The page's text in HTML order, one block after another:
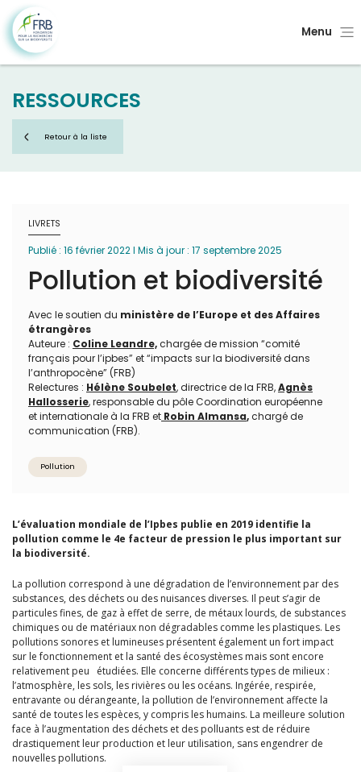
Menu
RESSOURCES
Retour à la liste
LIVRETS
Publié : 16 février 2022 I Mis à jour : 17 septembre 2025
Pollution et biodiversité
Avec le soutien du ministère de l’Europe et des Affaires
étrangères
Auteure : Coline Leandre,chargée de mission “comité
français pour l’ipbes” et “impacts sur la biodiversité dans
l’anthropocène” (FRB)
Relectures : Hélène Soubelet, directrice de la FRB,Agnès
Hallosserie, responsable du pôle Coordination européenne
et internationale à la FRB et Robin Almansa,chargé de
communication (FRB).
Pollution
L’évaluation mondiale de l’Ipbes publie en 2019 identifie la
pollution comme le 4e facteur de pression le plus important sur
la biodiversité.
La pollution correspond à une dégradation de l’environnement par des
substances, des déchets ou des nuisances diverses. Il peut s’agir de
particules fines, de gaz à effet de serre, de métaux lourds, de substances
chimiques ou de matériaux non dégradables comme les plastiques. Les
pollutions sonores et lumineuses présentent également un fort impact
sur le fonctionnement et la santé des écosystèmes mais sont encore
relativement peu étudiées. Elle concerne différents types de milieux :
l’atmosphère, les sols, les rivières ou les océans. Ingérée, respirée,
entravante ou dérangeante, la pollution de l’environnement affecte la
santé de toutes les espèces, y compris les humains. La meilleure solution
face à l’augmentation des déchets et des polluants est de réduire
drastiquement leur production et leur utilisation, sans engendrer de
nouvelles pollutions.